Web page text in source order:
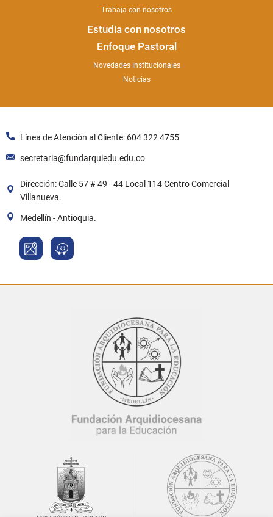
Trabaja con nosotros
Estudia con nosotros
Enfoque Pastoral
Novedades Institucionales
Noticias
Línea de Atención al Cliente: 604 322 4755
secretaria@fundarquiedu.edu.co
Dirección: Calle 57 # 49 - 44 Local 114 Centro Comercial
Villanueva.
Medellín - Antioquia.